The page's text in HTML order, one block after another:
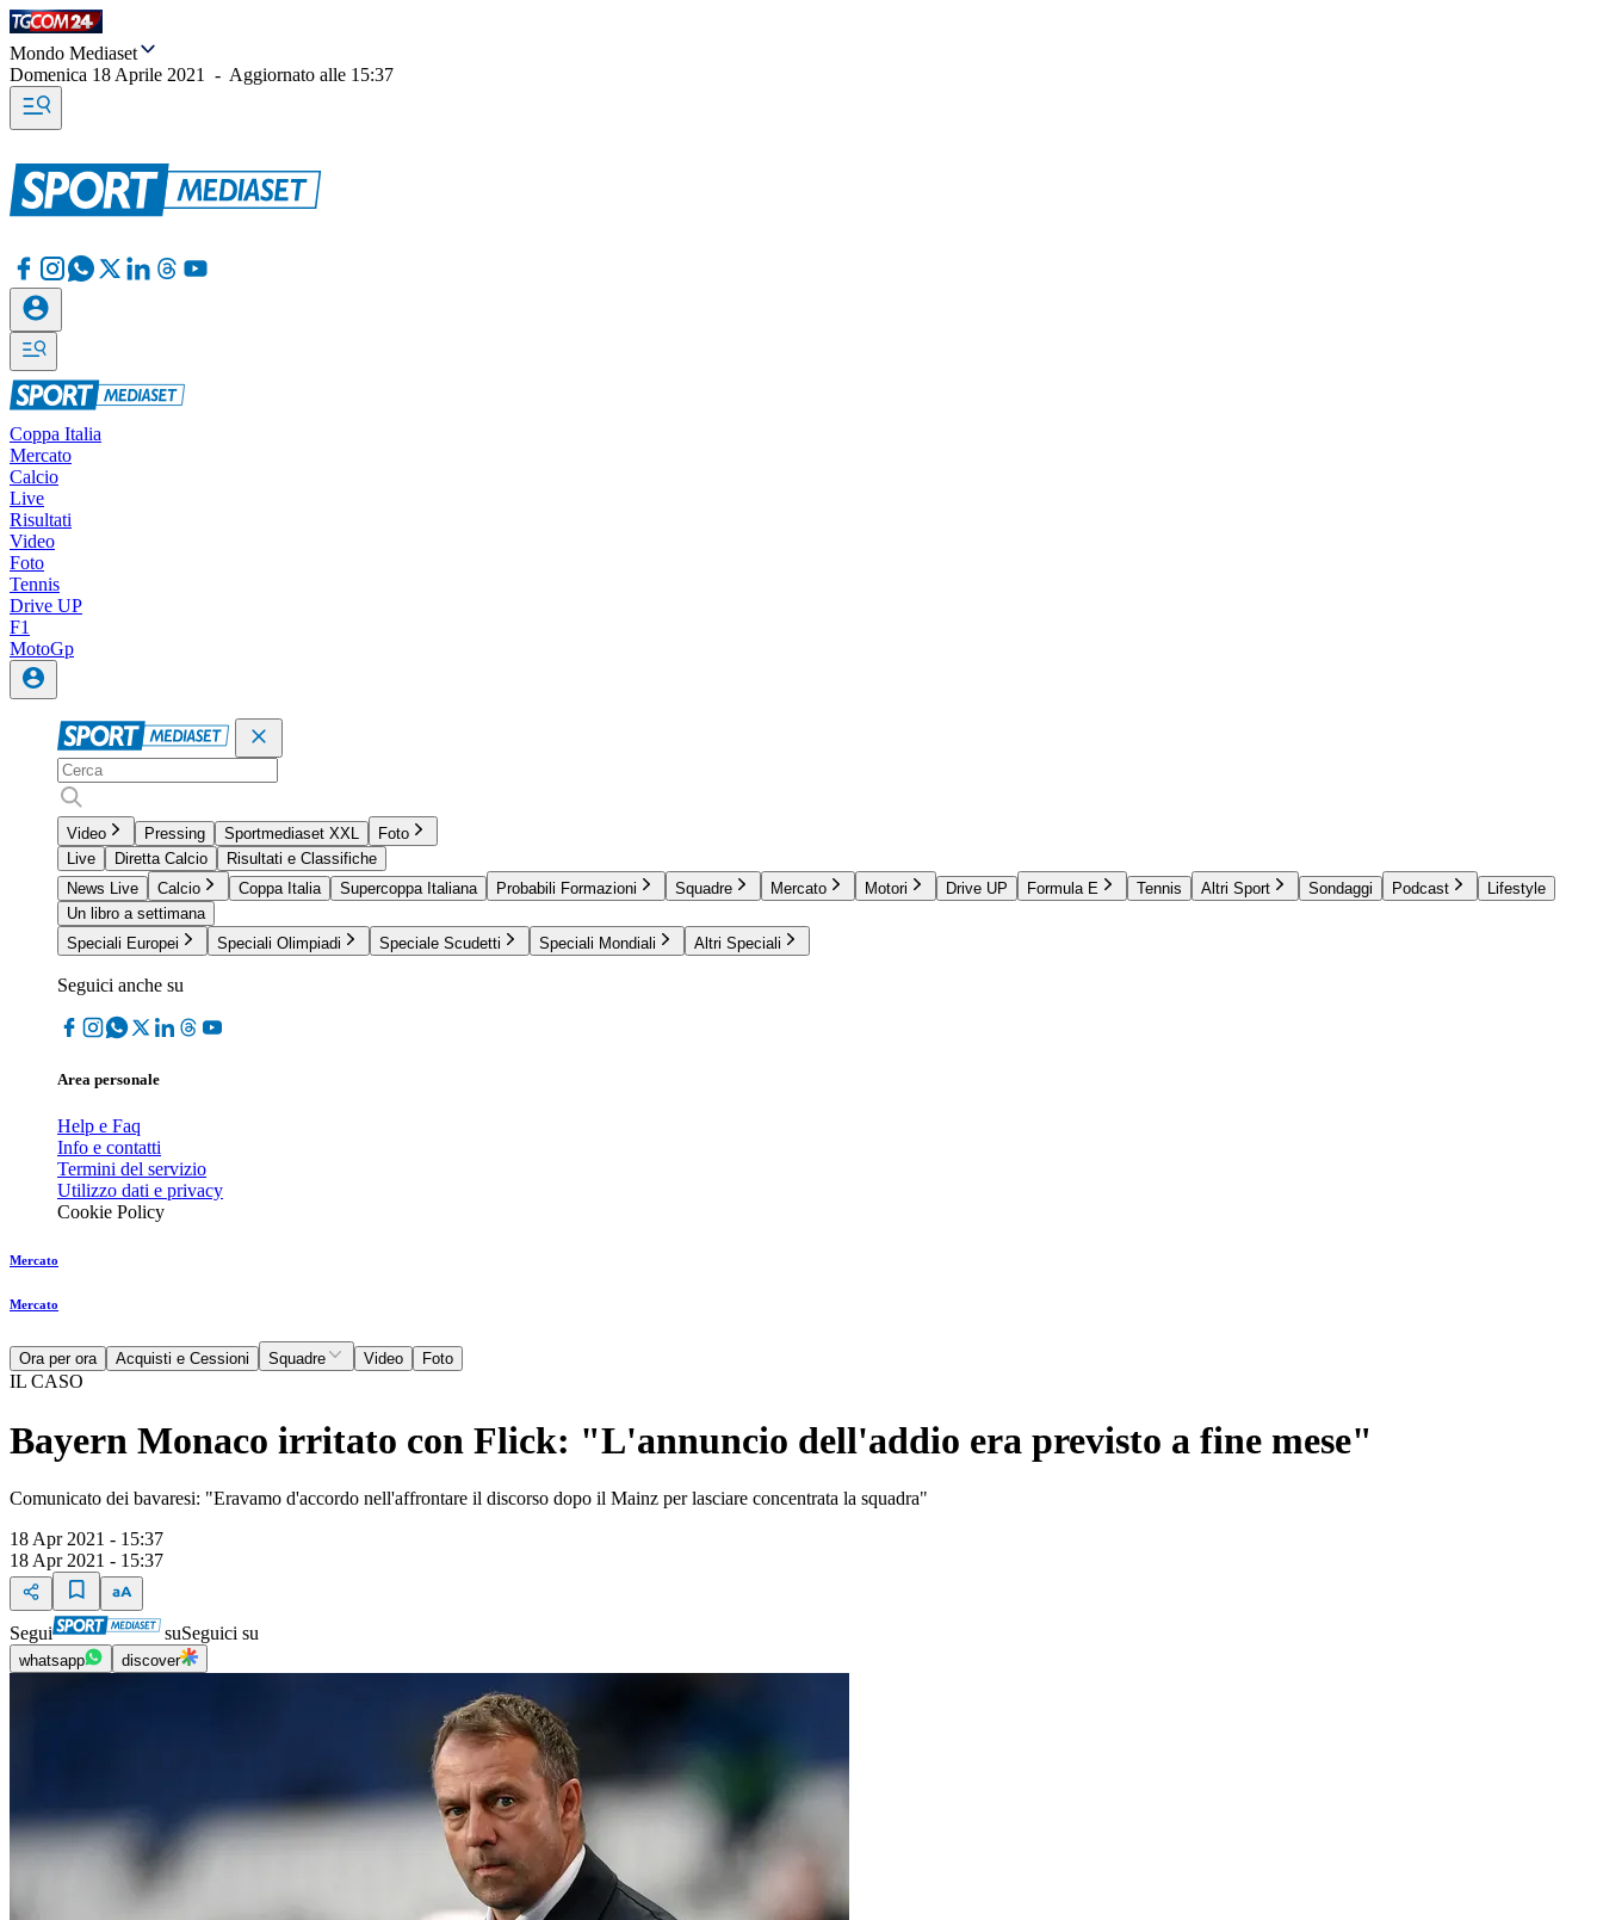
Mondo Mediaset
Domenica 18 Aprile 2021
- Aggiornato alle 15:37
Coppa Italia
Mercato
Calcio
Live
Risultati
Video
Foto
Tennis
Drive UP
F1
MotoGp
Video Pressing Sportmediaset XXL
Foto
Live
Diretta Calcio
Risultati e Classifiche
News Live
Calcio Coppa Italia Supercoppa Italiana Probabili Formazioni Squadre Mercato Motori Drive UP Formula E Tennis Altri Sport Sondaggi Podcast
Lifestyle
Un libro a settimana
Speciali Europei
Speciali Olimpiadi Speciale Scudetti Speciali Mondiali Altri Speciali
Seguici anche su
Area personale
Help e Faq
Info e contatti
Termini del servizio
Utilizzo dati e privacy
Cookie Policy
Mercato
Mercato
Ora per ora Acquisti e Cessioni Squadre Video Foto
IL CASO
Bayern Monaco irritato con Flick: "L'annuncio dell'addio era previsto a fine mese"
Comunicato dei bavaresi: "Eravamo d'accordo nell'affrontare il discorso dopo il Mainz per lasciare concentrata la squadra"
18 Apr 2021 - 15:37
18 Apr 2021 - 15:37
Segui suSeguici su
whatsapp discover